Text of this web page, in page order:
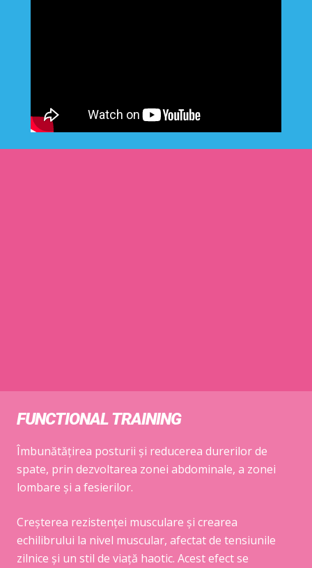
FUNCTIONAL TRAINING
Îmbunătățirea posturii și reducerea durerilor de
spate, prin dezvoltarea zonei abdominale, a zonei
lombare și a fesierilor.
Creșterea rezistenței musculare și crearea
echilibrului la nivel muscular, afectat de tensiunile
zilnice și un stil de viață haotic. Acest efect se